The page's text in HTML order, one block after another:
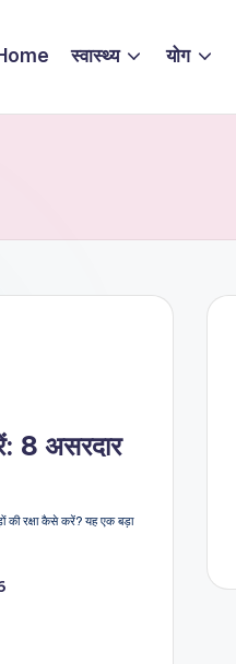
स्वास्थ्य योग
8 असरदार
रक्षा कैसे करें? यह एक बड़ा